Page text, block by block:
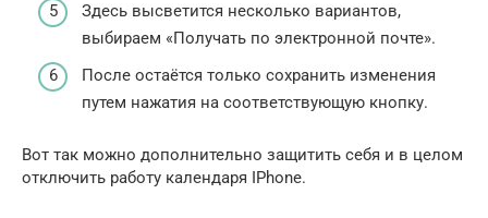
Здесь высветится несколько вариантов,
выбираем «Получать по электронной почте».
После остаётся только сохранить изменения
путем нажатия на соответствующую кнопку.
Вот так можно дополнительно защитить себя и в целом
отключить работу календаря IPhone.